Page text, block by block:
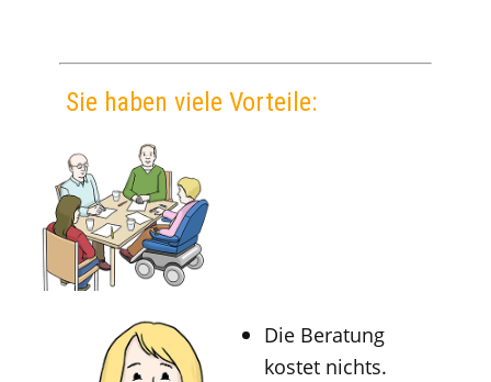
Sie haben viele Vorteile:
Die Beratung
kostet nichts.